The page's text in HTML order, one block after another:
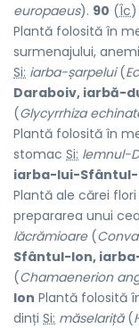
europaeus). 90 (Îc)
Plantă folosită în
surmenajului,
Si: iarba-șarpelui(
Daraboiv, iarbă-
(Glycyrrhiza
Plantă folosită în
stomac Si: lemnul-
iarba-lui-
Plantă ale cărei
prepararea unui
lăcrămioare(
Sfântul-Ion,
(Chamaenerion
Ion Plantă folosită
dinți Si: măselariță(